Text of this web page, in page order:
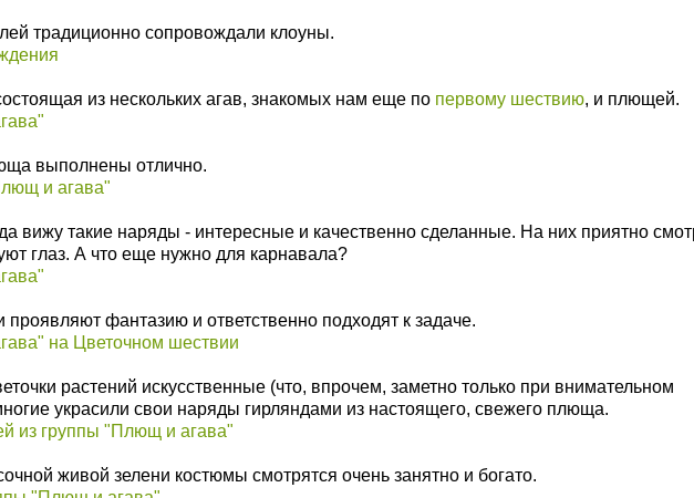
традиционно сопровождали клоуны.
из нескольких агав, знакомых нам еще по первому шествию, и плющей.
выполнены отлично.
вижу такие наряды - интересные и качественно сделанные. На них приятно
глаз. А что еще нужно для карнавала?
проявляют фантазию и ответственно подходят к задаче.
растений искусственные (что, впрочем, заметно только при внимательном
украсили свои наряды гирляндами из настоящего, свежего плюща.
живой зелени костюмы смотрятся очень занятно и богато.